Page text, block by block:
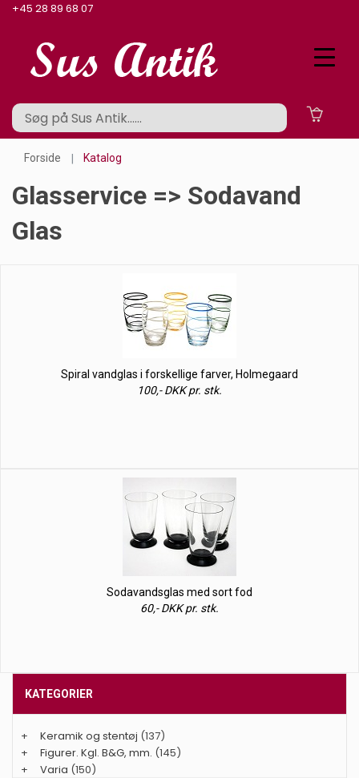
+45 28 89 68 07
Forside Katalog
Glasservice => Sodavand
Glas
Spiral vandglas i forskellige farver, Holmegaard
100,- DKK pr. stk.
Sodavandsglas med sort fod
60,- DKK pr. stk.
KATEGORIER
+ Keramik og stentøj (137)
+
Figurer. Kgl. B&G, mm. (145)
+
Varia (150)